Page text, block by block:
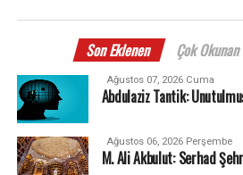
Son Eklenen Çok Okunan
Ağustos 07, 2026 Cuma
Abdulaziz Tantik:
Ağustos 06, 2026 Perşembe
M. Ali Akbulut: Serhad